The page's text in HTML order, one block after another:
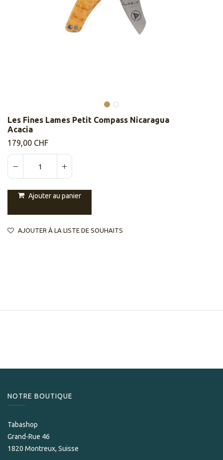
Les Fines Lames Petit Compass Nicaragua
Acacia
179,00 CHF
Ajouter au panier
AJOUTER À LA LISTE DE SOUHAITS
NOTRE BOUTIQUE
Tabashop
Grand-Rue 46
1820 Montreux, Suisse